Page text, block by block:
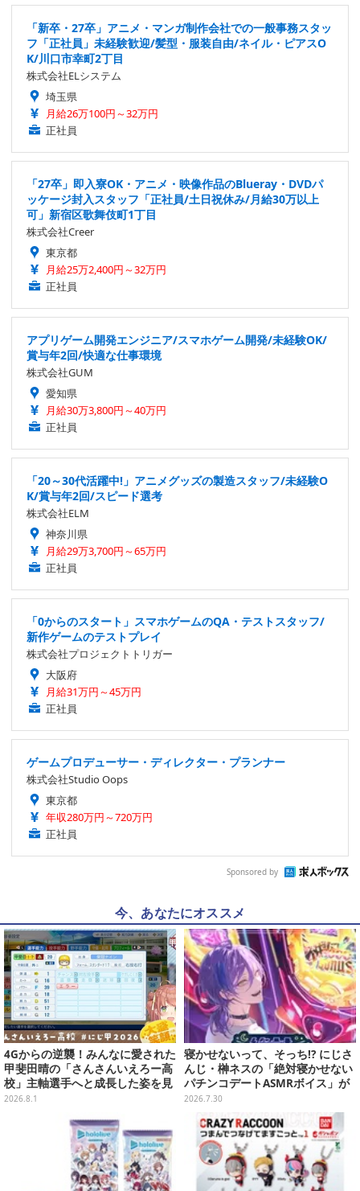
「新卒・27卒」アニメ・マンガ制作会社での一般事務スタッ
フ「正社員」未経験歓迎/髪型・服装自由/ネイル・ピアスO
K/川口市幸町2丁目
株式会社ELシステム
埼玉県
月給26万100円～32万円
正社員
「27卒」即入寮OK・アニメ・映像作品のBlueray・DVDパ
ッケージ封入スタッフ「正社員/土日祝休み/月給30万以上
可」新宿区歌舞伎町1丁目
株式会社Creer
東京都
月給25万2,400円～32万円
正社員
アプリゲーム開発エンジニア/スマホゲーム開発/未経験OK/
賞与年2回/快適な仕事環境
株式会社GUM
愛知県
月給30万3,800円～40万円
正社員
「20～30代活躍中!」アニメグッズの製造スタッフ/未経験O
K/賞与年2回/スピード選考
株式会社ELM
神奈川県
月給29万3,700円～65万円
正社員
「0からのスタート」スマホゲームのQA・テストスタッフ/
新作ゲームのテストプレイ
株式会社プロジェクトトリガー
大阪府
月給31万円～45万円
正社員
ゲームプロデューサー・ディレクター・プランナー
株式会社Studio Oops
東京都
年収280万円～720万円
正社員
Sponsored by
今、あなたにオススメ
4Gからの逆襲！みんなに愛された
甲斐田晴の「さんさんいえろー高
校」主軸選手へと成長した姿を見
よ【特集】
2026.8.1
寝かせないって、そっち!? にじさ
んじ・榊ネスの「絶対寝かせない
パチンコデートASMRボイス」が
激熱
2026.7.30